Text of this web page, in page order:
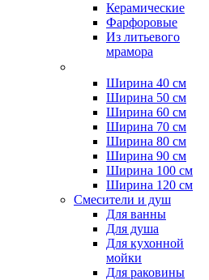
Керамические
Фарфоровые
Из литьевого
мрамора
Ширина 40 см
Ширина 50 см
Ширина 60 см
Ширина 70 см
Ширина 80 см
Ширина 90 см
Ширина 100 см
Ширина 120 см
Смесители и душ
Для ванны
Для душа
Для кухонной
мойки
Для раковины